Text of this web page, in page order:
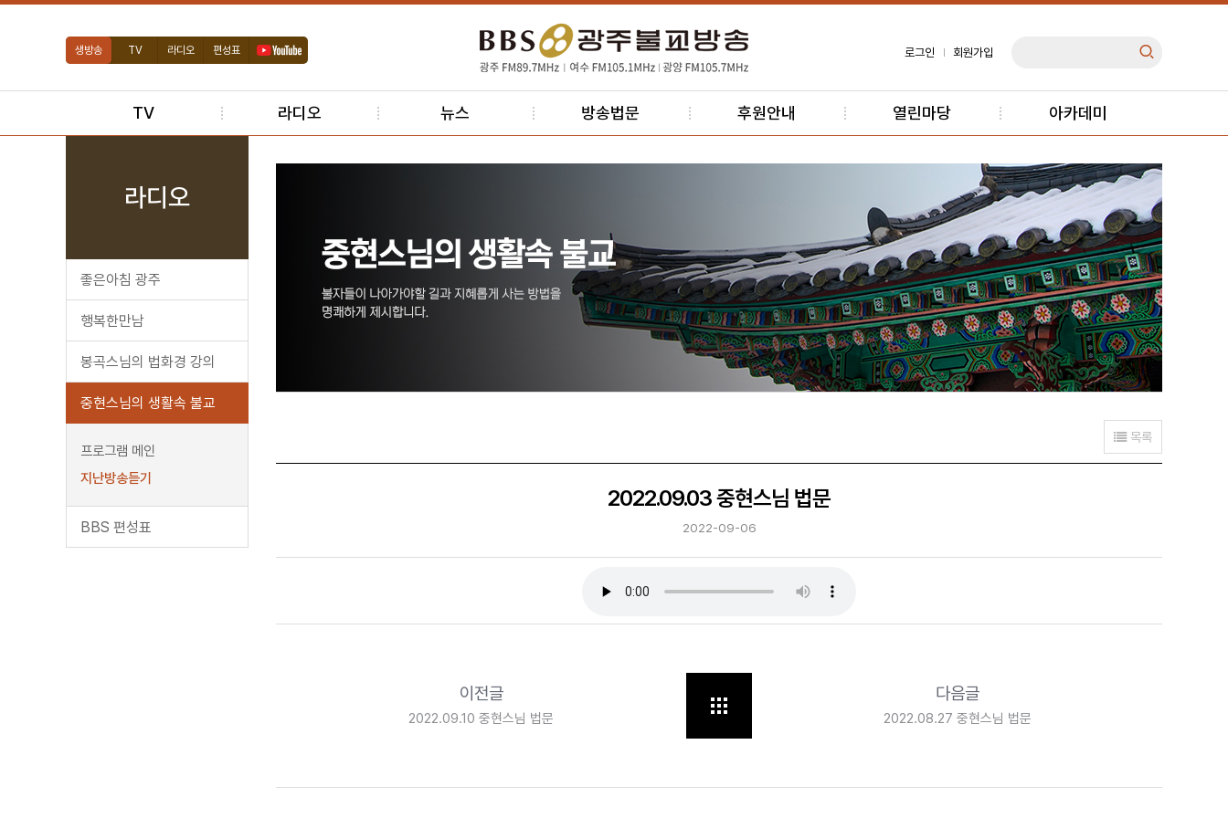
생방송 TV 라디오 편성표 로그인 회원가입
TV 라디오 뉴스 방송법문 후원안내 열린마당 아카데미
라디오
좋은아침 광주
행복한만남
봉곡스님의 법화경 강의
중현스님의 생활속 불교
프로그램 메인
지난방송듣기
BBS 편성표
목록
2022.09.03 중현스님 법문
2022-09-06
이전글
2022.09.10 중현스님 법문
다음글
2022.08.27 중현스님 법문